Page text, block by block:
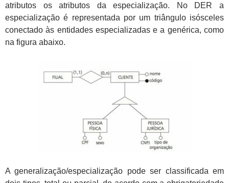
atributos os atributos da especialização. No DER a
especialização é representada por um triângulo isósceles
conectado às entidades especializadas e a genérica, como
na figura abaixo.
A generalização/especialização pode ser classificada em